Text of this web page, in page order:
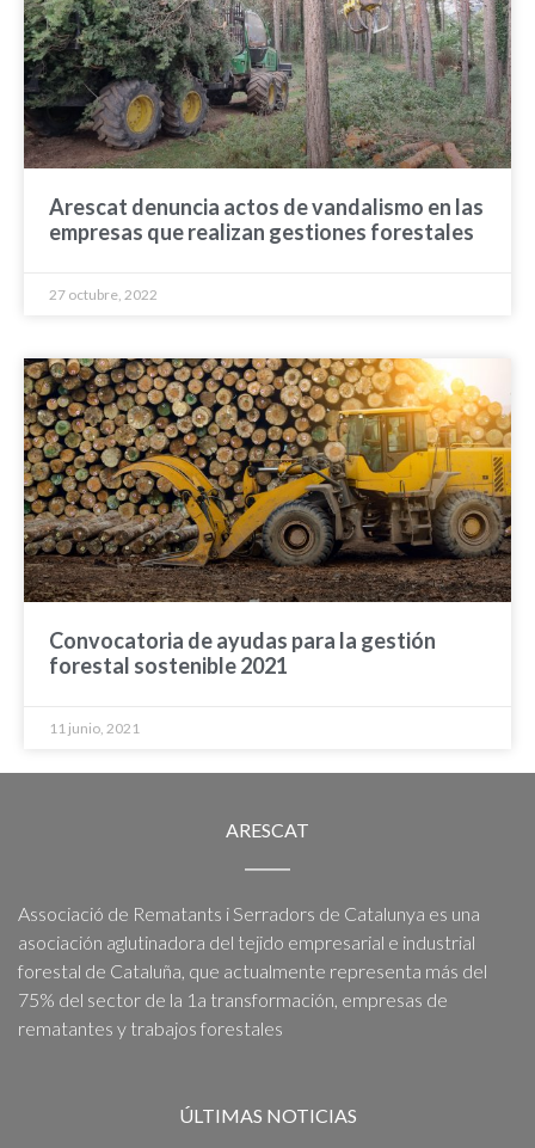
Arescat denuncia actos de vandalismo en las
empresas que realizan gestiones forestales
27 octubre, 2022
Convocatoria de ayudas para la gestión
forestal sostenible 2021
11 junio, 2021
ARESCAT
Associació de Rematants i Serradors de Catalunya es una
asociación aglutinadora del tejido empresarial e industrial
forestal de Cataluña, que actualmente representa más del
75% del sector de la 1a transformación, empresas de
rematantes y trabajos forestales
ÚLTIMAS NOTICIAS